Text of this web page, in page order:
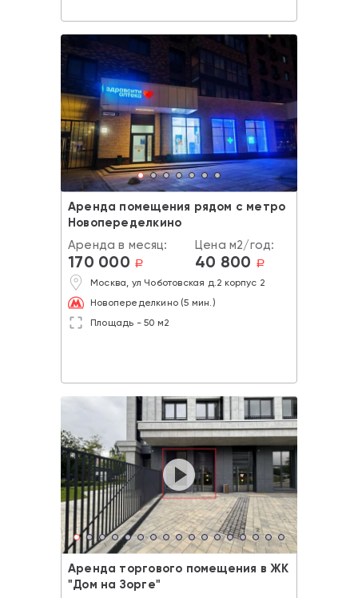
Аренда помещения рядом с метро
Новопеределкино
Аренда в месяц:
170 000 a
Цена м2/год:
40 800 a
Москва, ул Чоботовская д.2 корпус 2
Новопеределкино (5 мин.)
Площадь - 50 м2
Аренда торгового помещения в ЖК
"Дом на Зорге"